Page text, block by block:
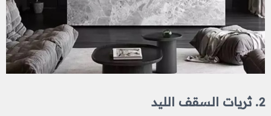
2. ثريات السقف الليد